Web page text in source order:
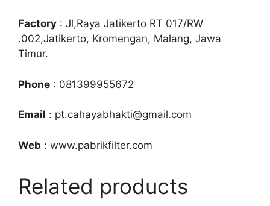
Factory : Jl,Raya Jatikerto RT 017/RW
.002,Jatikerto, Kromengan, Malang, Jawa
Timur.
Phone : 081399955672
Email : pt.cahayabhakti@gmail.com
Web : www.pabrikfilter.com
Related products